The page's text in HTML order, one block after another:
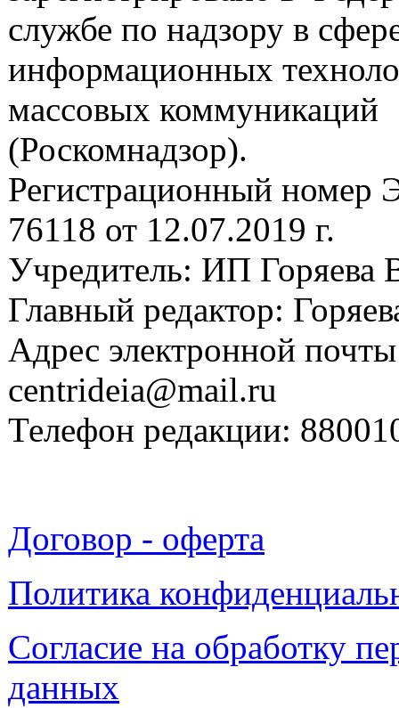
службе по надзору в
информационных
массовых коммуникаций
(Роскомнадзор).
Регистрационный
76118 от 12.07.2019 г.
Учредитель: ИП Горяева
Главный редактор:
Адрес электронной
centrideia@mail.ru
Телефон редакции:
Договор - оферта
Политика
Согласие на обработку
данных